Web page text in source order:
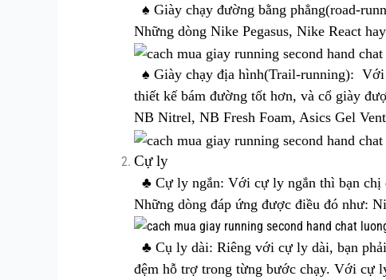
♠ Giày chạy đường bằng phẳng(road-
Những dòng Nike Pegasus, Nike React
♠ Giày chạy địa hình(Trail-running):
thiết kế bám đường tốt hơn, và cổ giày
NB Nitrel, NB Fresh Foam, Asics Gel
Cự ly
♣ Cự ly ngắn: Với cự ly ngắn thì bạn chị
Những dòng đáp ứng được điều đó như:
♣ Cụ ly dài: Riêng với cự ly dài, bạn
đệm hỗ trợ trong từng bước chạy. Với cự